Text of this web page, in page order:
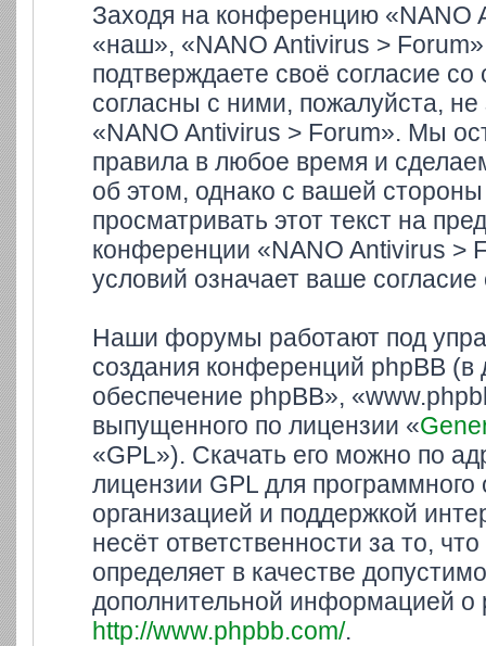
Заходя на конференцию
«наш», «NANO Antivirus >
подтверждаете своё согласие
согласны с ними, пожалуйста,
«NANO Antivirus > Forum». Мы
правила в любое время и
об этом, однако с вашей
просматривать этот текст на
конференции «NANO Antivirus >
условий означает ваше
Наши форумы работают под
создания конференций phpBB
обеспечение phpBB»,
выпущенного по лицензии «
«GPL»). Скачать его можно по
лицензии GPL для
организацией и поддержкой
несёт ответственности за то,
определяет в качестве
дополнительной информацией о
http://www.phpbb.com/.